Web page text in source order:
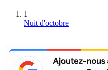
1
Nuit d'octobre